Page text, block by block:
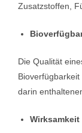
Zusatzstoffen,
Die Qualität
darin
Wirksamkeit